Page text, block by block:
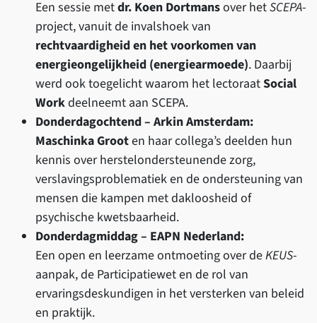
Een sessie metdr. Koen Dortmansover hetSCEPA-
project, vanuit de invalshoek van
rechtvaardigheid en het voorkomen van
energieongelijkheid (energiearmoede). Daarbij
werd ook toegelicht waarom het lectoraatSocial
Workdeelneemt aan SCEPA.
Donderdagochtend – Arkin Amsterdam:
Maschinka Grooten haar collega’s deelden hun
kennis over herstelondersteunende zorg,
verslavingsproblematiek en de ondersteuning van
mensen die kampen met dakloosheid of
psychische kwetsbaarheid.
Donderdagmiddag – EAPN Nederland:
Een open en leerzame ontmoeting over deKEUS-
aanpak, de Participatiewet en de rol van
ervaringsdeskundigen in het versterken van beleid
en praktijk.